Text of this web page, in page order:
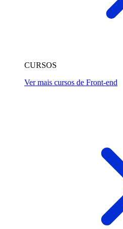
CURSOS
Ver mais cursos de Front-end